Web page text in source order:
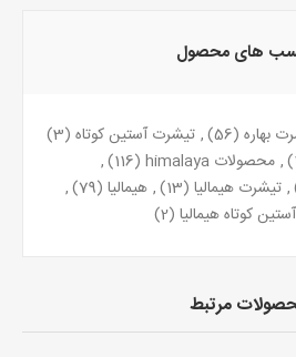
های محصول
بهاره (56)
, تیشرت آستین کوتاه (3)
, محصولات himalaya (116)
,
, تیشرت هیمالیا (13)
, هیمالیا (79)
,
کوتاه هیمالیا (2)
مرتبط